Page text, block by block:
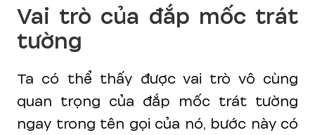
Vai trò của đắp mốc trát
tường
Ta có thể thấy được vai trò vô cùng
quan trọng của đắp mốc trát tường
ngay trong tên gọi của nó, bước này có